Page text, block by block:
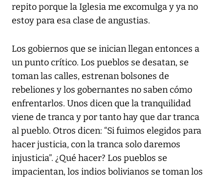
repito porque la Iglesia me excomulga y ya no
estoy para esa clase de angustias.
Los gobiernos que se inician llegan entonces a
un punto crítico. Los pueblos se desatan, se
toman las calles, estrenan bolsones de
rebeliones y los gobernantes no saben cómo
enfrentarlos. Unos dicen que la tranquilidad
viene de tranca y por tanto hay que dar tranca
al pueblo. Otros dicen: “Si fuimos elegidos para
hacer justicia, con la tranca solo daremos
injusticia”. ¿Qué hacer? Los pueblos se
impacientan, los indios bolivianos se toman los